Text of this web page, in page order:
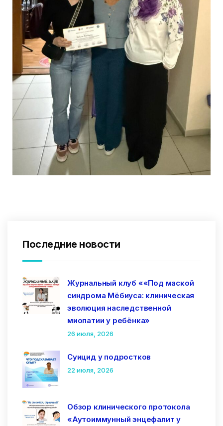
Последние новости
Журнальный клуб ««Под маской
синдрома Мёбиуса: клиническая
эволюция наследственной
миопатии у ребёнка»
26 июля, 2026
Суицид у подростков
22 июля, 2026
Обзор клинического протокола
«Аутоиммунный энцефалит у